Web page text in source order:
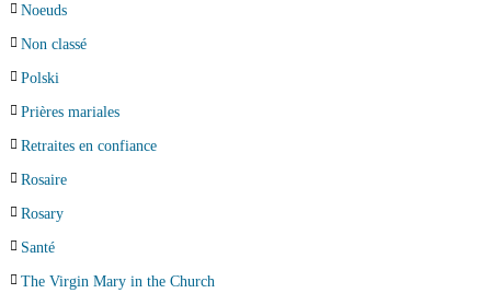
Noeuds
Non classé
Polski
Prières mariales
Retraites en confiance
Rosaire
Rosary
Santé
The Virgin Mary in the Church